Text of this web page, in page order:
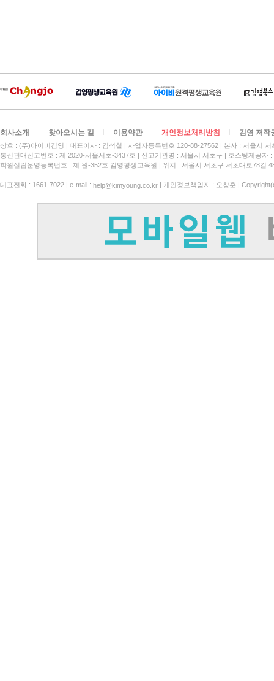
회사소개 찾아오시는 길 이용약관 개인정보처리방침 김영 저작
상호 : (주)아이비김영 대표이사 : 김석철 사업자등록번호 120-88-27562
본사 : 서울시
통신판매신고번호 : 제 2020-서울서초-3437호
신고기관명 : 서울시 서초구
호스팅제공자
학원설립운영등록번호 : 제 원-352호 김영평생교육원 | 위치 : 서울시 서초구 서초대로78길
대표전화 : 1661-7022 | e-mail : help@kimyoung.co.kr | 개인정보책임자 : 오창훈 |